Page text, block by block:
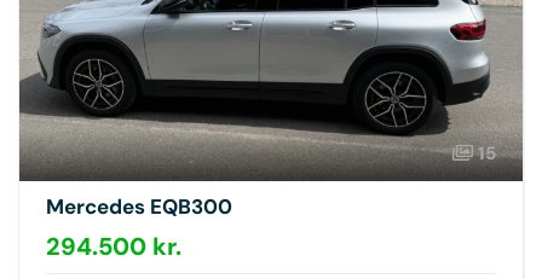
15
Mercedes EQB300
294.500 kr.